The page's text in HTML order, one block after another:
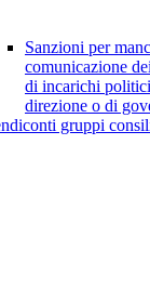
Sanzioni per
comunicazione
di incarichi
direzione o di
gruppi